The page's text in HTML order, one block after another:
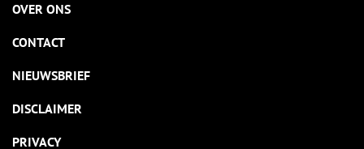
OVER ONS
CONTACT
NIEUWSBRIEF
DISCLAIMER
PRIVACY